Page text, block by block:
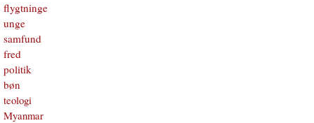
flygtninge
unge
samfund
fred
politik
bøn
teologi
Myanmar